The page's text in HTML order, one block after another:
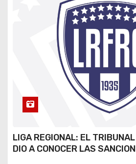
LIGA REGIONAL: EL
DIO A CONOCER LAS